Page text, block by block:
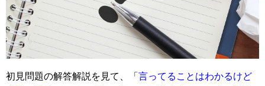
初見問題の解答解説を見て、「 言ってることはわかるけど